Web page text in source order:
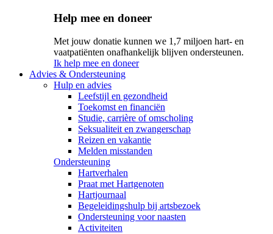
Help mee en doneer
Met jouw donatie kunnen we 1,7 miljoen hart- en
vaatpatiënten onafhankelijk blijven ondersteunen.
Ik help mee en doneer
Advies & Ondersteuning
Hulp en advies
Leefstijl en gezondheid
Toekomst en financiën
Studie, carrière of omscholing
Seksualiteit en zwangerschap
Reizen en vakantie
Melden misstanden
Ondersteuning
Hartverhalen
Praat met Hartgenoten
Hartjournaal
Begeleidingshulp bij artsbezoek
Ondersteuning voor naasten
Activiteiten